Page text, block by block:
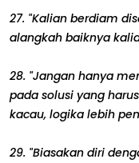
27. "Kalian berdiam
alangkah baiknya
28. "Jangan hanya
pada solusi yang
kacau, logika lebih
29. "Biasakan diri